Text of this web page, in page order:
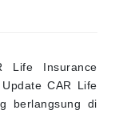
Life Insurance
CAR Life
berlangsung di